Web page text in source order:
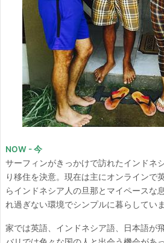
NOW - 今
サーフィンがきっかけで訪れたインドネ
り移住を決意。現在は主にオンラインで
らインドネシア人の旦那とマイペースな
れ過ぎない環境でシンプルに暮らしていま
家では英語、インドネシア語、日本語が